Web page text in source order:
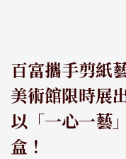
百富攜手剪紙
美術館限時展
以「一心一藝
盒！